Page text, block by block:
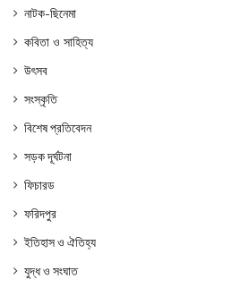
নাটক-ছিনেমা
কবিতা ও সাহিত্য
উৎসব
সংস্কৃতি
বিশেষ প্রতিবেদন
সড়ক দূর্ঘটনা
ফিচারড
ফরিদপুর
ইতিহাস ও ঐতিহ্য
যুদ্ধ ও সংঘাত